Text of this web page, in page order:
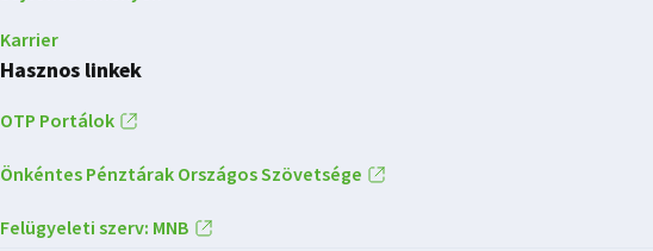
Karrier
Hasznos linkek
OTP Portálok
Önkéntes Pénztárak Országos Szövetsége
Felügyeleti szerv: MNB